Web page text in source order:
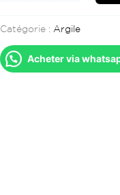
Catégorie : Argile
Acheter via